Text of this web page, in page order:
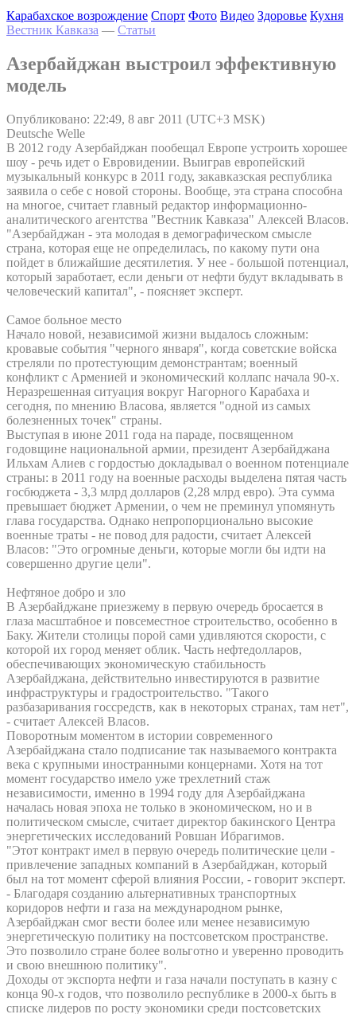
Карабахское возрождение Спорт Фото Видео Здоровье Кухня
Вестник Кавказа — Статьи
Азербайджан выстроил эффективную
модель
Опубликовано: 22:49, 8 авг 2011 (UTC+3 MSK)
Deutsche Welle
В 2012 году Азербайджан пообещал Европе устроить хорошее
шоу - речь идет о Евровидении. Выиграв европейский
музыкальный конкурс в 2011 году, закавказская республика
заявила о себе с новой стороны. Вообще, эта страна способна
на многое, считает главный редактор информационно-
аналитического агентства "Вестник Кавказа" Алексей Власов.
"Азербайджан - эта молодая в демографическом смысле
страна, которая еще не определилась, по какому пути она
пойдет в ближайшие десятилетия. У нее - большой потенциал,
который заработает, если деньги от нефти будут вкладывать в
человеческий капитал", - поясняет эксперт.
Самое больное место
Начало новой, независимой жизни выдалось сложным:
кровавые события "черного января", когда советские войска
стреляли по протестующим демонстрантам; военный
конфликт с Арменией и экономический коллапс начала 90-х.
Неразрешенная ситуация вокруг Нагорного Карабаха и
сегодня, по мнению Власова, является "одной из самых
болезненных точек" страны.
Выступая в июне 2011 года на параде, посвященном
годовщине национальной армии, президент Азербайджана
Ильхам Алиев с гордостью докладывал о военном потенциале
страны: в 2011 году на военные расходы выделена пятая часть
госбюджета - 3,3 млрд долларов (2,28 млрд евро). Эта сумма
превышает бюджет Армении, о чем не преминул упомянуть
глава государства. Однако непропорционально высокие
военные траты - не повод для радости, считает Алексей
Власов: "Это огромные деньги, которые могли бы идти на
совершенно другие цели".
Нефтяное добро и зло
В Азербайджане приезжему в первую очередь бросается в
глаза масштабное и повсеместное строительство, особенно в
Баку. Жители столицы порой сами удивляются скорости, с
которой их город меняет облик. Часть нефтедолларов,
обеспечивающих экономическую стабильность
Азербайджана, действительно инвестируются в развитие
инфраструктуры и градостроительство. "Такого
разбазаривания госсредств, как в некоторых странах, там нет",
- считает Алексей Власов.
Поворотным моментом в истории современного
Азербайджана стало подписание так называемого контракта
века с крупными иностранными концернами. Хотя на тот
момент государство имело уже трехлетний стаж
независимости, именно в 1994 году для Азербайджана
началась новая эпоха не только в экономическом, но и в
политическом смысле, считает директор бакинского Центра
энергетических исследований Ровшан Ибрагимов.
"Этот контракт имел в первую очередь политические цели -
привлечение западных компаний в Азербайджан, который
был на тот момент сферой влияния России, - говорит эксперт.
- Благодаря созданию альтернативных транспортных
коридоров нефти и газа на международном рынке,
Азербайджан смог вести более или менее независимую
энергетическую политику на постсоветском пространстве.
Это позволило стране более вольготно и уверенно проводить
и свою внешнюю политику".
Доходы от экспорта нефти и газа начали поступать в казну с
конца 90-х годов, что позволило республике в 2000-х быть в
списке лидеров по росту экономики среди постсоветских